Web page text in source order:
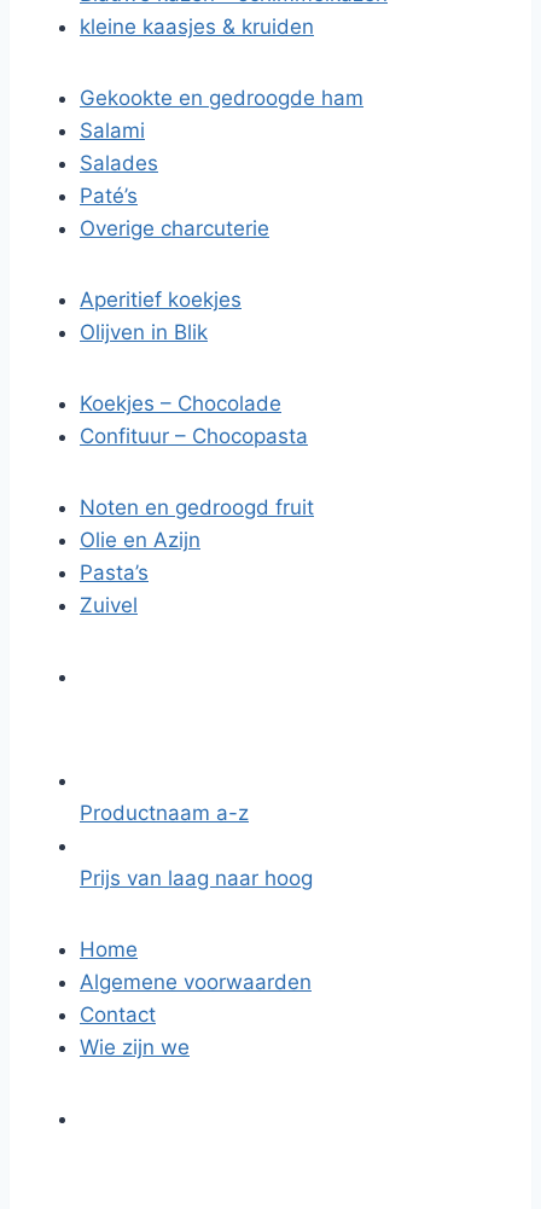
kleine kaasjes & kruiden
Gekookte en gedroogde ham
Salami
Salades
Paté’s
Overige charcuterie
Aperitief koekjes
Olijven in Blik
Koekjes – Chocolade
Confituur – Chocopasta
Noten en gedroogd fruit
Olie en Azijn
Pasta’s
Zuivel
Productnaam a-z
Prijs van laag naar hoog
Home
Algemene voorwaarden
Contact
Wie zijn we